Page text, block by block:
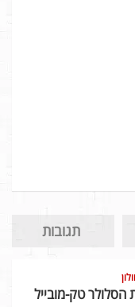
תגובות
הסלולר טק-מובייל